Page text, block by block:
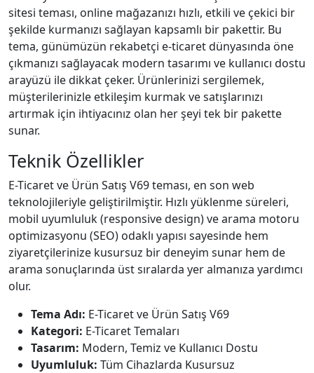
sitesi teması, online mağazanızı hızlı, etkili ve çekici bir
şekilde kurmanızı sağlayan kapsamlı bir pakettir. Bu
tema, günümüzün rekabetçi e-ticaret dünyasında öne
çıkmanızı sağlayacak modern tasarımı ve kullanıcı dostu
arayüzü ile dikkat çeker. Ürünlerinizi sergilemek,
müşterilerinizle etkileşim kurmak ve satışlarınızı
artırmak için ihtiyacınız olan her şeyi tek bir pakette
sunar.
Teknik Özellikler
E-Ticaret ve Ürün Satış V69 teması, en son web
teknolojileriyle geliştirilmiştir. Hızlı yüklenme süreleri,
mobil uyumluluk (responsive design) ve arama motoru
optimizasyonu (SEO) odaklı yapısı sayesinde hem
ziyaretçilerinize kusursuz bir deneyim sunar hem de
arama sonuçlarında üst sıralarda yer almanıza yardımcı
olur.
Tema Adı: E-Ticaret ve Ürün Satış V69
Kategori: E-Ticaret Temaları
Tasarım: Modern, Temiz ve Kullanıcı Dostu
Uyumluluk: Tüm Cihazlarda Kusursuz